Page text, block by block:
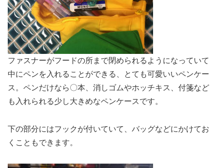
ファスナーがフードの所まで閉められるようになっていて
中にペンを入れることができる、とても可愛いいペンケー
ス。ペンだけなら〇本、消しゴムやホッチキス、付箋など
も入れられる少し大きめなペンケースです。
下の部分にはフックが付いていて、バッグなどにかけてお
くこともできます。